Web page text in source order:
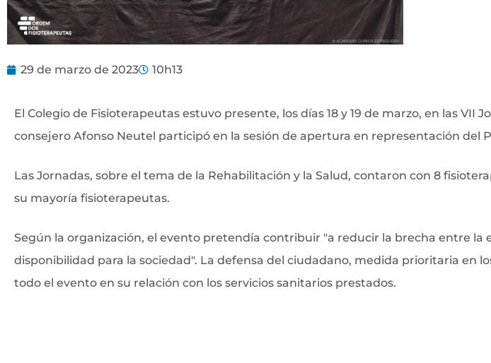
29 de marzo de 2023 10h13
El Colegio de Fisioterapeutas estuvo presente, los días 18 y 19 de marzo, en las VII
consejero Afonso Neutel participó en la sesión de apertura en representación del
Las Jornadas, sobre el tema de la Rehabilitación y la Salud, contaron con 8
su mayoría fisioterapeutas.
Según la organización, el evento pretendía contribuir "a reducir la brecha entre la
disponibilidad para la sociedad". La defensa del ciudadano, medida prioritaria en
todo el evento en su relación con los servicios sanitarios prestados.